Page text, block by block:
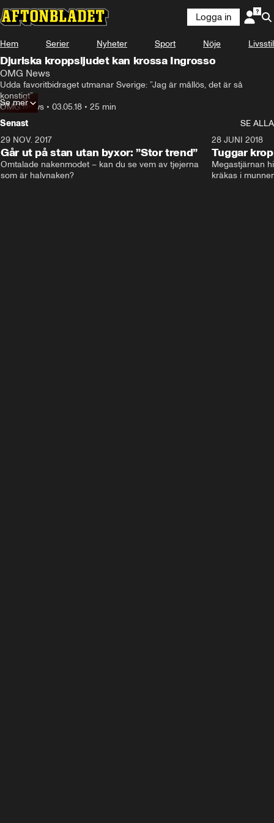
Logga in
Hem Serier Nyheter Sport Nöje Livsstil
Djuriska kroppsljudet kan krossa Ingrosso
OMG News
Udda favoritbidraget utmanar Sverige: ”Jag är mållös, det är så
konstigt”
OMG News • 03.05.18 • 25 min
Se mer
Senast
SE ALLA
29 NOV. 2017
Går ut på stan utan byxor: ”Stor trend”
Omtalade nakenmodet – kan du se vem av tjejerna
som är halvnaken?
28 JUNI 2018
Tuggar
Megastjärnan
kräkas i